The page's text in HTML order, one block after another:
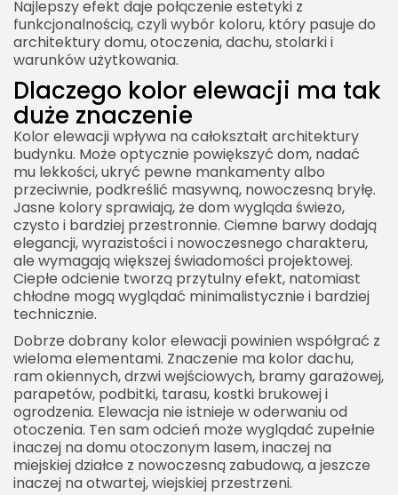
Najlepszy efekt daje połączenie estetyki z
funkcjonalnością, czyli wybór koloru, który pasuje do
architektury domu, otoczenia, dachu, stolarki i
warunków użytkowania.
Dlaczego kolor elewacji ma tak
duże znaczenie
Kolor elewacji wpływa na całokształt architektury
budynku. Może optycznie powiększyć dom, nadać
mu lekkości, ukryć pewne mankamenty albo
przeciwnie, podkreślić masywną, nowoczesną bryłę.
Jasne kolory sprawiają, że dom wygląda świeżo,
czysto i bardziej przestronnie. Ciemne barwy dodają
elegancji, wyrazistości i nowoczesnego charakteru,
ale wymagają większej świadomości projektowej.
Ciepłe odcienie tworzą przytulny efekt, natomiast
chłodne mogą wyglądać minimalistycznie i bardziej
technicznie.
Dobrze dobrany kolor elewacji powinien współgrać z
wieloma elementami. Znaczenie ma kolor dachu,
ram okiennych, drzwi wejściowych, bramy garażowej,
parapetów, podbitki, tarasu, kostki brukowej i
ogrodzenia. Elewacja nie istnieje w oderwaniu od
otoczenia. Ten sam odcień może wyglądać zupełnie
inaczej na domu otoczonym lasem, inaczej na
miejskiej działce z nowoczesną zabudową, a jeszcze
inaczej na otwartej, wiejskiej przestrzeni.
Jak dobrać kolor elewacji do małego domu
Jak dobrać kolor elewacji do dużego domu
Jakich kolorów elewacji unikać
Najmodniejsze połączenia kolorów elewacji
Jasna czy ciemna elewacja
Matowe elewacje i naturalne faktury
Kolor elewacji a zabrudzenia
Kolor elewacji a światło
Kolor elewacji a wartość nieruchomości
Jak łączyć kolory elewacji z ogrodzeniem
Kolor elewacji a kostka brukowa
Modne elewacje minimalistyczne
Modne elewacje klasyczne
Modne elewacje inspirowane naturą
Elewacja z cegłą i modne kolory tynku
Elewacja z kamieniem i modne kolory ścian
Jak testować kolor elewacji przed wyborem